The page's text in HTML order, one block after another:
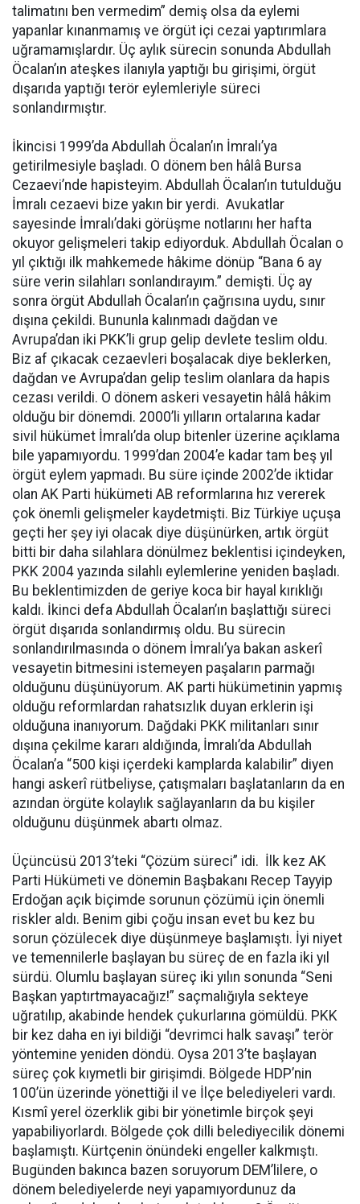
talimatını ben vermedim” demiş olsa da eylemi
yapanlar kınanmamış ve örgüt içi cezai yaptırımlara
uğramamışlardır. Üç aylık sürecin sonunda Abdullah
Öcalan’ın ateşkes ilanıyla yaptığı bu girişimi, örgüt
dışarıda yaptığı terör eylemleriyle süreci
sonlandırmıştır.
İkincisi 1999’da Abdullah Öcalan’ın İmralı’ya
getirilmesiyle başladı. O dönem ben hâlâ Bursa
Cezaevi’nde hapisteyim. Abdullah Öcalan’ın tutulduğu
İmralı cezaevi bize yakın bir yerdi. Avukatlar
sayesinde İmralı’daki görüşme notlarını her hafta
okuyor gelişmeleri takip ediyorduk. Abdullah Öcalan o
yıl çıktığı ilk mahkemede hâkime dönüp “Bana 6 ay
süre verin silahları sonlandırayım.” demişti. Üç ay
sonra örgüt Abdullah Öcalan’ın çağrısına uydu, sınır
dışına çekildi. Bununla kalınmadı dağdan ve
Avrupa’dan iki PKK’li grup gelip devlete teslim oldu.
Biz af çıkacak cezaevleri boşalacak diye beklerken,
dağdan ve Avrupa’dan gelip teslim olanlara da hapis
cezası verildi. O dönem askeri vesayetin hâlâ hâkim
olduğu bir dönemdi. 2000’li yılların ortalarına kadar
sivil hükümet İmralı’da olup bitenler üzerine açıklama
bile yapamıyordu. 1999’dan 2004’e kadar tam beş yıl
örgüt eylem yapmadı. Bu süre içinde 2002’de iktidar
olan AK Parti hükümeti AB reformlarına hız vererek
çok önemli gelişmeler kaydetmişti. Biz Türkiye uçuşa
geçti her şey iyi olacak diye düşünürken, artık örgüt
bitti bir daha silahlara dönülmez beklentisi içindeyken,
PKK 2004 yazında silahlı eylemlerine yeniden başladı.
Bu beklentimizden de geriye koca bir hayal kırıklığı
kaldı. İkinci defa Abdullah Öcalan’ın başlattığı süreci
örgüt dışarıda sonlandırmış oldu. Bu sürecin
sonlandırılmasında o dönem İmralı’ya bakan askerî
vesayetin bitmesini istemeyen paşaların parmağı
olduğunu düşünüyorum. AK parti hükümetinin yapmış
olduğu reformlardan rahatsızlık duyan erklerin işi
olduğuna inanıyorum. Dağdaki PKK militanları sınır
dışına çekilme kararı aldığında, İmralı’da Abdullah
Öcalan’a “500 kişi içerdeki kamplarda kalabilir” diyen
hangi askerî rütbeliyse, çatışmaları başlatanların da en
azından örgüte kolaylık sağlayanların da bu kişiler
olduğunu düşünmek abartı olmaz.
Üçüncüsü 2013’teki “Çözüm süreci” idi. İlk kez AK
Parti Hükümeti ve dönemin Başbakanı Recep Tayyip
Erdoğan açık biçimde sorunun çözümü için önemli
riskler aldı. Benim gibi çoğu insan evet bu kez bu
sorun çözülecek diye düşünmeye başlamıştı. İyi niyet
ve temennilerle başlayan bu süreç de en fazla iki yıl
sürdü. Olumlu başlayan süreç iki yılın sonunda “Seni
Başkan yaptırtmayacağız!” saçmalığıyla sekteye
uğratılıp, akabinde hendek çukurlarına gömüldü. PKK
bir kez daha en iyi bildiği “devrimci halk savaşı” terör
yöntemine yeniden döndü. Oysa 2013’te başlayan
süreç çok kıymetli bir girişimdi. Bölgede HDP’nin
100’ün üzerinde yönettiği il ve İlçe belediyeleri vardı.
Kısmî yerel özerklik gibi bir yönetimle birçok şeyi
yapabiliyorlardı. Bölgede çok dilli belediyecilik dönemi
başlamıştı. Kürtçenin önündeki engeller kalkmıştı.
Bugünden bakınca bazen soruyorum DEM’lilere, o
dönem belediyelerde neyi yapamıyordunuz da